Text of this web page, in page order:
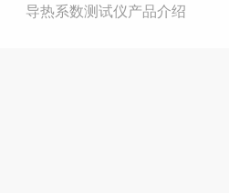
导热系数测试仪产品介绍